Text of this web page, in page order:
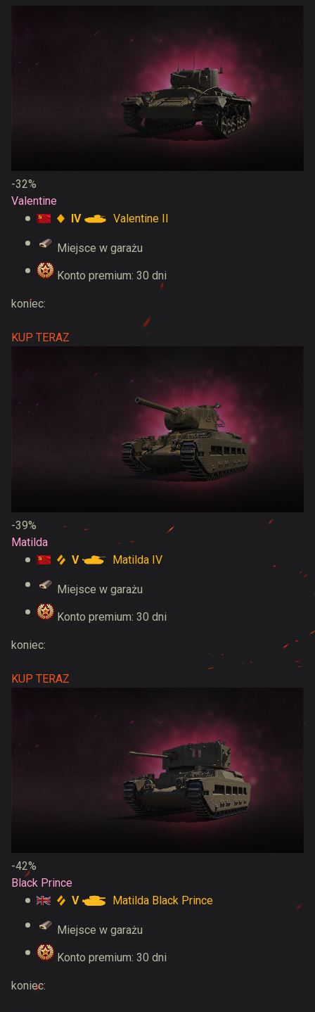
-32%
Valentine
IV
Valentine II
Miejsce w garażu
Konto premium: 30 dni
koniec:
KUP TERAZ
-39%
Matilda
V
Matilda IV
Miejsce w garażu
Konto premium: 30 dni
koniec:
KUP TERAZ
-42%
Black Prince
V
Matilda Black Prince
Miejsce w garażu
Konto premium: 30 dni
koniec: